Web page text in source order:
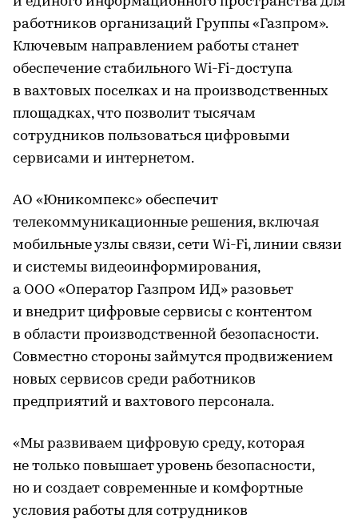
работников организаций Группы «Газпром».
Ключевым направлением работы станет
обеспечение стабильного Wi-Fi-доступа
в вахтовых поселках и на производственных
площадках, что позволит тысячам
сотрудников пользоваться цифровыми
сервисами и интернетом.
АО «Юникомпекс» обеспечит
телекоммуникационные решения, включая
мобильные узлы связи, сети Wi-Fi, линии связи
и системы видеоинформирования,
а ООО «Оператор Газпром ИД» разовьет
и внедрит цифровые сервисы с контентом
в области производственной безопасности.
Совместно стороны займутся продвижением
новых сервисов среди работников
предприятий и вахтового персонала.
«Мы развиваем цифровую среду, которая
не только повышает уровень безопасности,
но и создает современные и комфортные
условия работы для сотрудников